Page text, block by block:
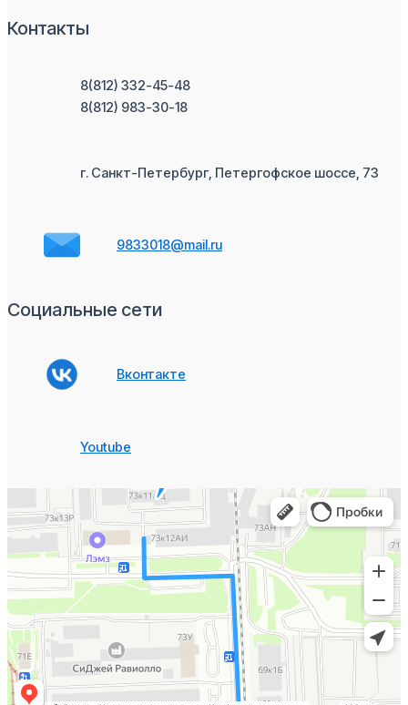
Контакты
8(812) 332-45-48
8(812) 983-30-18
г. Санкт-Петербург, Петергофское шоссе, 73
9833018@mail.ru
Социальные сети
Вконтакте
Youtube